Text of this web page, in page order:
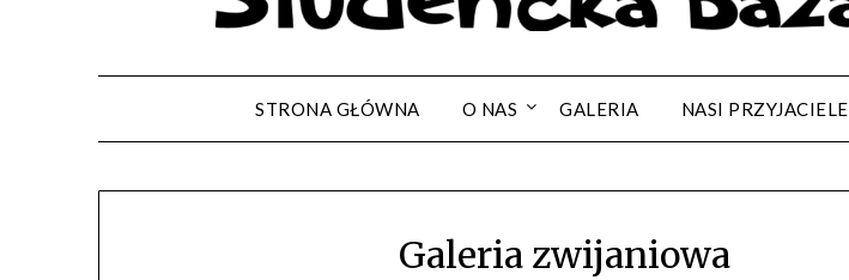
STRONA GŁÓWNA O NAS GALERIA NASI PRZYJACIELE
Galeria zwijaniowa